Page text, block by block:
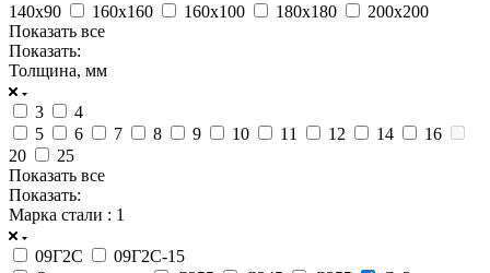
140х90
160x160 160х100 180x180
200x200
Показать все
Показать:
Толщина, мм
3
4
5
6 7 8 9 10 11 12 14
16
20
25
Показать все
Показать:
Марка стали : 1
09Г2С
09Г2С-15